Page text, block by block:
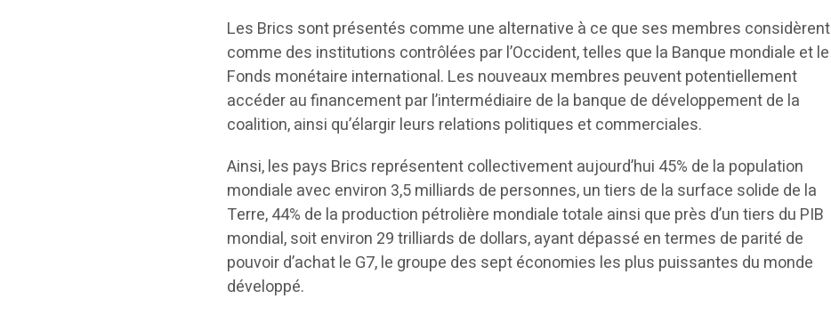
Les Brics sont présentés comme une alternative à ce que ses membres considèrent
comme des institutions contrôlées par l’Occident, telles que la Banque mondiale et le
Fonds monétaire international. Les nouveaux membres peuvent potentiellement
accéder au financement par l’intermédiaire de la banque de développement de la
coalition, ainsi qu’élargir leurs relations politiques et commerciales.
Ainsi, les pays Brics représentent collectivement aujourd’hui 45% de la population
mondiale avec environ 3,5 milliards de personnes, un tiers de la surface solide de la
Terre, 44% de la production pétrolière mondiale totale ainsi que près d’un tiers du PIB
mondial, soit environ 29 trilliards de dollars, ayant dépassé en termes de parité de
pouvoir d’achat le G7, le groupe des sept économies les plus puissantes du monde
développé.